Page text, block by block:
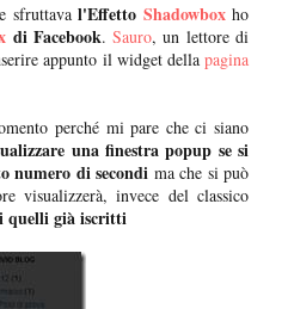
sfruttava l'Effetto Shadowboxho
di Facebook.Sauro, un lettore di
appunto il widget dellapagina
perché mi pare che ci siano
una finestra popup se si
numero di secondi ma che si può
visualizzerà, invece del classico
quelli già iscritti